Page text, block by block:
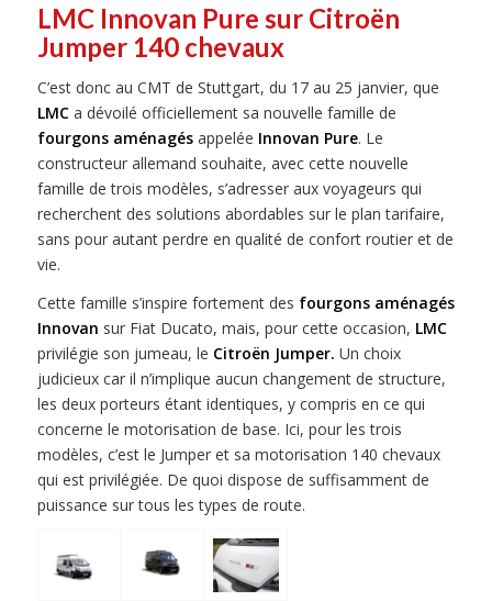
LMC Innovan Pure sur Citroën
Jumper 140 chevaux
C’est donc au CMT de Stuttgart, du 17 au 25 janvier, que
LMCa dévoilé officiellement sa nouvelle famille de
fourgons aménagésappelée Innovan Pure. Le
constructeur allemand souhaite, avec cette nouvelle
famille de trois modèles, s’adresser aux voyageurs qui
recherchent des solutions abordables sur le plan tarifaire,
sans pour autant perdre en qualité de confort routier et de
vie.
Cette famille s’inspire fortement des fourgons aménagés
Innovan sur Fiat Ducato, mais, pour cette occasion, LMC
privilégie son jumeau, le Citroën Jumper. Un choix
judicieux car il n’implique aucun changement de structure,
les deux porteurs étant identiques, y compris en ce qui
concerne le motorisation de base. Ici, pour les trois
modèles, c’est le Jumper et sa motorisation 140 chevaux
qui est privilégiée. De quoi dispose de suffisamment de
puissance sur tous les types de route.